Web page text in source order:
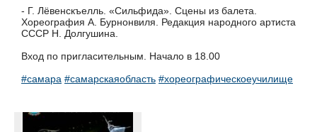
- Г. Лёвенскъелль. «Сильфида». Сцены из балета.
Хореография А. Бурнонвиля. Редакция народного артиста
СССР Н. Долгушина.
Вход по пригласительным. Начало в 18.00
#самара #самарскаяобласть #хореографическоеучилище